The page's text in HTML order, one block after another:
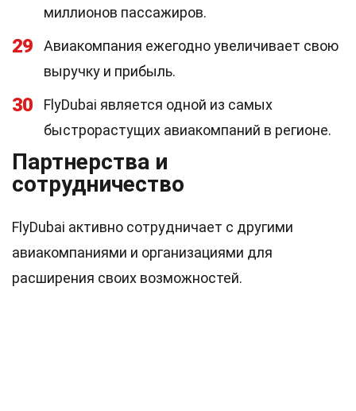
миллионов пассажиров.
29
Авиакомпания ежегодно увеличивает свою
выручку и прибыль.
30
FlyDubai является одной из самых
быстрорастущих авиакомпаний в регионе.
Партнерства и
сотрудничество
FlyDubai активно сотрудничает с другими
авиакомпаниями и организациями для
расширения своих возможностей.